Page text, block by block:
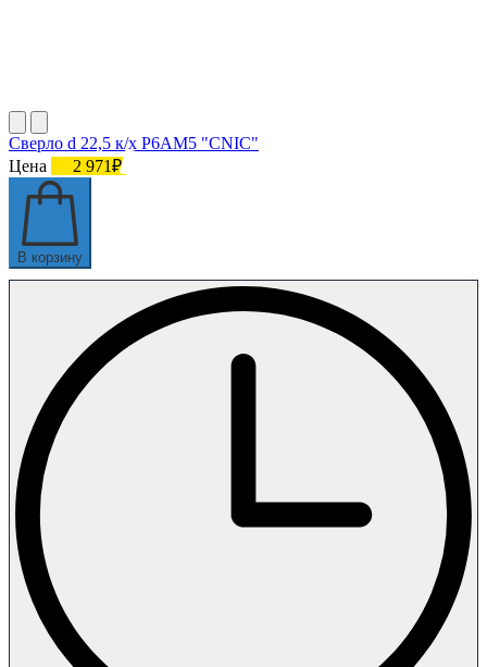
Сверло d 22,5 к/х Р6АМ5 "CNIC"
Цена
2 971₽
В корзину